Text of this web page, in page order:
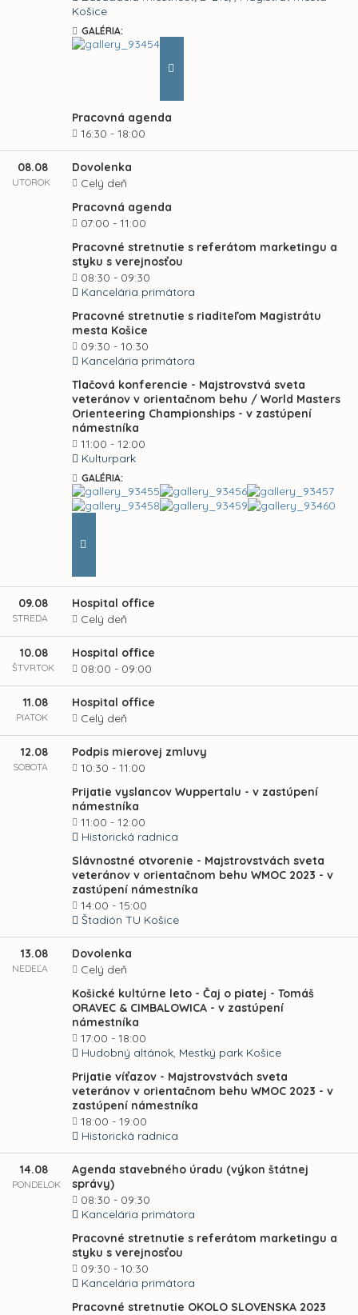
Košice
GALÉRIA:
Pracovná agenda
16:30 - 18:00
08.08
UTOROK
Dovolenka
Celý deň
Pracovná agenda
07:00 - 11:00
Pracovné stretnutie s referátom marketingu a
styku s verejnosťou
08:30 - 09:30
Kancelária primátora
Pracovné stretnutie s riaditeľom Magistrátu
mesta Košice
09:30 - 10:30
Kancelária primátora
Tlačová konferencie - Majstrovstvá sveta
veteránov v orientačnom behu / World Masters
Orienteering Championships - v zastúpení
námestníka
11:00 - 12:00
Kulturpark
GALÉRIA:
09.08
STREDA
Hospital office
Celý deň
10.08
ŠTVRTOK
Hospital office
08:00 - 09:00
11.08
PIATOK
Hospital office
Celý deň
12.08
SOBOTA
Podpis mierovej zmluvy
10:30 - 11:00
Prijatie vyslancov Wuppertalu - v zastúpení
námestníka
11:00 - 12:00
Historická radnica
Slávnostné otvorenie - Majstrovstvách sveta
veteránov v orientačnom behu WMOC 2023 - v
zastúpení námestníka
14:00 - 15:00
Štadión TU Košice
13.08
NEDEĽA
Dovolenka
Celý deň
Košické kultúrne leto - Čaj o piatej - Tomáš
ORAVEC & CIMBALOWICA - v zastúpení
námestníka
17:00 - 18:00
Hudobný altánok, Mestký park Košice
Prijatie víťazov - Majstrovstvách sveta
veteránov v orientačnom behu WMOC 2023 - v
zastúpení námestníka
18:00 - 19:00
Historická radnica
14.08
PONDELOK
Agenda stavebného úradu (výkon štátnej
správy)
08:30 - 09:30
Kancelária primátora
Pracovné stretnutie s referátom marketingu a
styku s verejnosťou
09:30 - 10:30
Kancelária primátora
Pracovné stretnutie OKOLO SLOVENSKA 2023